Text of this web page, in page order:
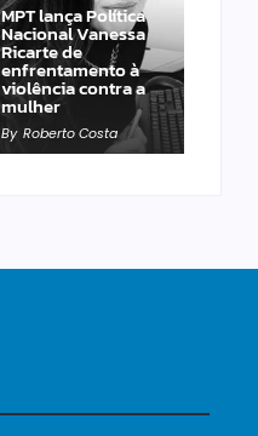
MPT lança Política
Nacional Vanessa
Ricarte de
enfrentamento à
violência contra a
mulher
By Roberto Costa